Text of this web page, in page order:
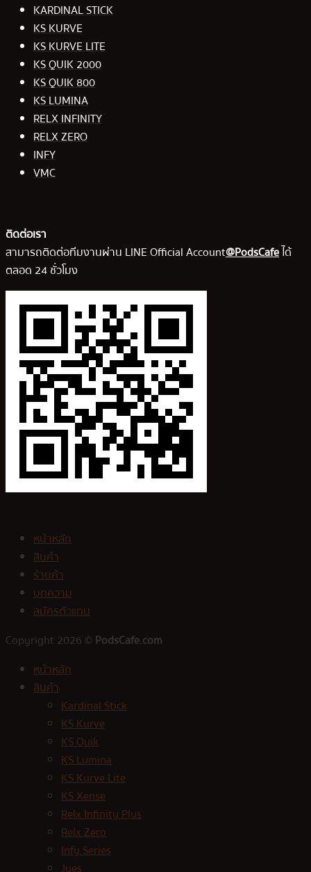
KARDINAL STICK
KS KURVE
KS KURVE LITE
KS QUIK 2000
KS QUIK 800
KS LUMINA
RELX INFINITY
RELX ZERO
INFY
VMC
ติดต่อเรา
สามารถติดต่อทีมงานผ่าน LINE Official Account@PodsCafeได้
ตลอด 24 ชั่วโมง
หน้าหลัก
สินค้า
ร้านค้า
บทความ
สมัครตัวแทน
Copyright 2026 © PodsCafe.com
หน้าหลัก
สินค้า
Kardinal Stick
KS Kurve
KS Quik
KS Lumina
KS Kurve Lite
KS Xense
Relx Infinity Plus
Relx Zero
Infy Series
Jues